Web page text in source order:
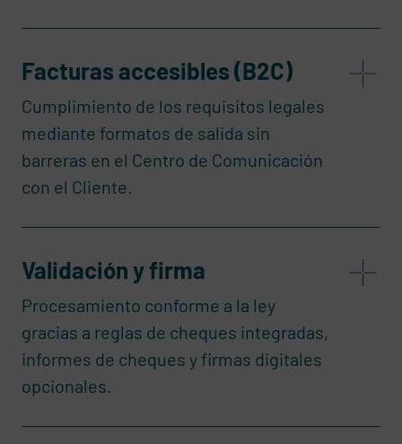
Facturas accesibles (B2C)
Cumplimiento de los requisitos legales
mediante formatos de salida sin
barreras en el Centro de Comunicación
con el Cliente.
Validación y firma
Procesamiento conforme a la ley
gracias a reglas de cheques integradas,
informes de cheques y firmas digitales
opcionales.